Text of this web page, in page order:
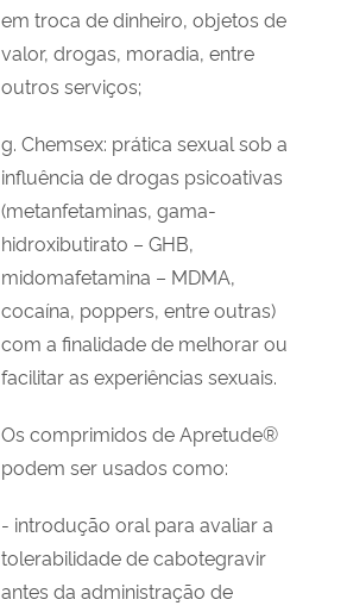
em troca de dinheiro, objetos de
valor, drogas, moradia, entre
outros serviços;
g. Chemsex: prática sexual sob a
influência de drogas psicoativas
(metanfetaminas, gama-
hidroxibutirato – GHB,
midomafetamina – MDMA,
cocaína, poppers, entre outras)
com a finalidade de melhorar ou
facilitar as experiências sexuais.
Os comprimidos de Apretude®
podem ser usados como:
- introdução oral para avaliar a
tolerabilidade de cabotegravir
antes da administração de